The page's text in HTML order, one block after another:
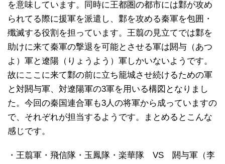
を意味しています。同時に王都圏の都市には鄴が攻め
られてる際に援軍を派遣し、鄴を攻める秦軍を包囲・
殲滅する役割を担っています。王翦の見立てでは鄴を
助けに来て秦軍の撃退を可能とさせる軍は閼与（あつ
よ）軍と遼陽（りょうよう）軍しかいないようです。
故にここに来て鄴の前に立ち籠城させ続けるための軍
と対閼与軍、対遼陽軍の3軍を用いる構図となりまし
た。今回の秦国連合軍も3人の将軍から成っていますの
で、それぞれが担当するようです。まとめるとこんな
感じです。
・王翦軍・飛信隊・玉鳳隊・楽華隊 VS 閼与軍（李